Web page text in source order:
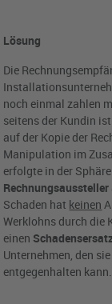
Lösung
Die
noch einmal zahlen
seitens der Kundin ist
auf der Kopie der
Manipulation im
erfolgte in der
Rechnungsaussteller
Schaden hat keinen
Werklohns durch die
einen
Unternehmen, den
entgegenhalten kann.